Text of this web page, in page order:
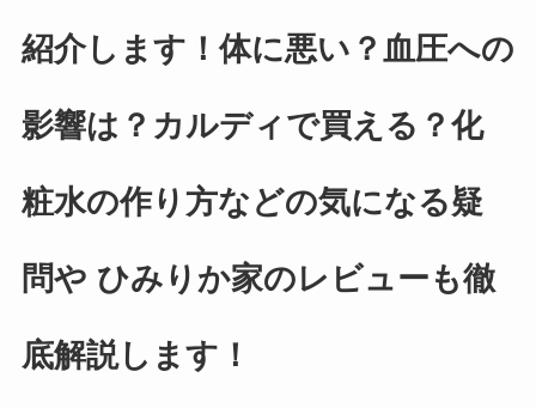
紹介します！体に悪い？血圧への
影響は？カルディで買える？化
粧水の作り方などの気になる疑
問や ひみりか家のレビューも徹
底解説します！